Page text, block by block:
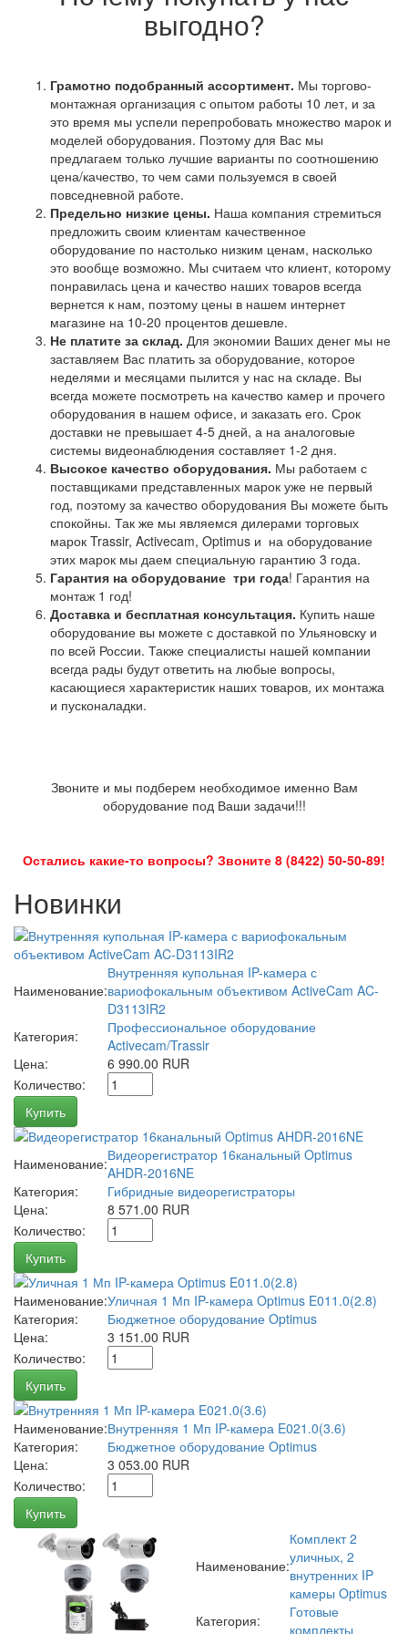
выгодно?
Грамотно подобранный ассортимент. Мы торгово-
монтажная организация с опытом работы 10 лет, и за
это время мы успели перепробовать множество марок и
моделей оборудования. Поэтому для Вас мы
предлагаем только лучшие варианты по соотношению
цена/качество, то чем сами пользуемся в своей
повседневной работе.
Предельно низкие цены. Наша компания стремиться
предложить своим клиентам качественное
оборудование по настолько низким ценам, насколько
это вообще возможно. Мы считаем что клиент, которому
понравилась цена и качество наших товаров всегда
вернется к нам, поэтому цены в нашем интернет
магазине на 10-20 процентов дешевле.
Не платите за склад. Для экономии Ваших денег мы не
заставляем Вас платить за оборудование, которое
неделями и месяцами пылится у нас на складе. Вы
всегда можете посмотреть на качество камер и прочего
оборудования в нашем офисе, и заказать его. Срок
доставки не превышает 4-5 дней, а на аналоговые
системы видеонаблюдения составляет 1-2 дня.
Высокое качество оборудования. Мы работаем с
поставщиками представленных марок уже не первый
год, поэтому за качество оборудования Вы можете быть
спокойны. Так же мы являемся дилерами торговых
марок Trassir, Activecam, Optimus и на оборудование
этих марок мы даем специальную гарантию 3 года.
Гарантия на оборудование три года! Гарантия на
монтаж 1 год!
Доставка и бесплатная консультация. Купить наше
оборудование вы можете с доставкой по Ульяновску и
по всей России. Также специалисты нашей компании
всегда рады будут ответить на любые вопросы,
касающиеся характеристик наших товаров, их монтажа
и пусконаладки.
Звоните и мы подберем необходимое именно Вам
оборудование под Ваши задачи!!!
Остались какие-то вопросы? Звоните 8 (8422) 50-50-89!
Новинки
Наименование:
Внутренняя купольная IP-камера с
вариофокальным объективом ActiveCam AC-
D3113IR2
Категория:
Профессиональное оборудование
Activecam/Trassir
Цена:
6 990.00 RUR
Количество:
Купить
Наименование:Видеорегистратор 16канальный Optimus
AHDR-2016NE
Категория:
Гибридные видеорегистраторы
Цена:
8 571.00 RUR
Количество:
Купить
Наименование:Уличная 1 Мп IP-камера Optimus E011.0(2.8)
Категория:
Бюджетное оборудование Optimus
Цена:
3 151.00 RUR
Количество:
Купить
Наименование:Внутренняя 1 Мп IP-камера E021.0(3.6)
Категория:
Бюджетное оборудование Optimus
Цена:
3 053.00 RUR
Количество:
Купить
Наименование:
Комплект 2
уличных, 2
внутренних IP
камеры Optimus
Категория:
Готовые
комплекты